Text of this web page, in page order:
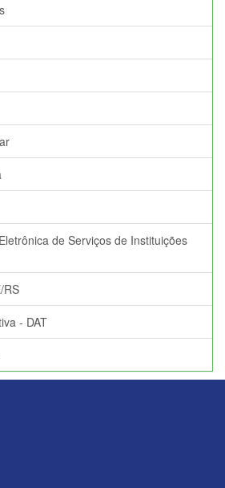
de Serviços de Instituições
RS
- DAT